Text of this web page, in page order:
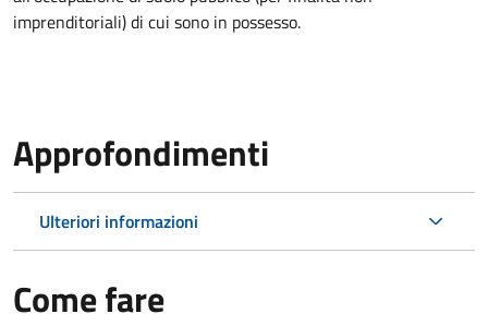
imprenditoriali) di cui sono in possesso.
Approfondimenti
Ulteriori informazioni
Come fare